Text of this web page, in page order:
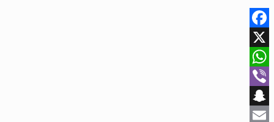
Facebook
X
WhatsApp
Viber
Snapchat